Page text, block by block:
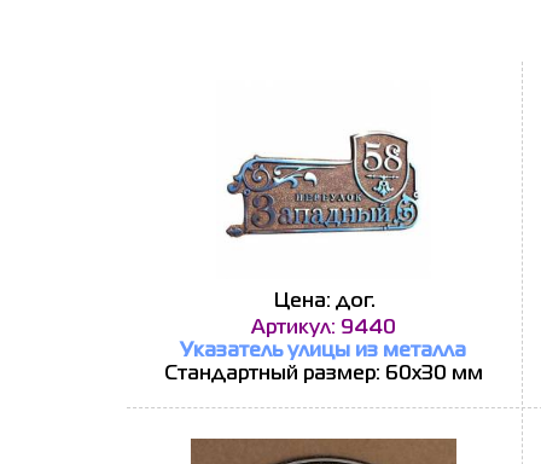
Цена: дог.
Артикул: 9440
Указатель улицы из металла
Стандартный размер: 60х30 мм